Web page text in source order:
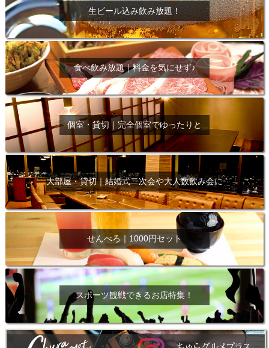
生ビール込み飲み放題！
食べ飲み放題｜料金を気にせず♪
個室・貸切｜完全個室でゆったりと
大部屋・貸切｜結婚式二次会や大人数飲み会に
せんべろ｜1000円セット
スポーツ観戦できるお店特集！